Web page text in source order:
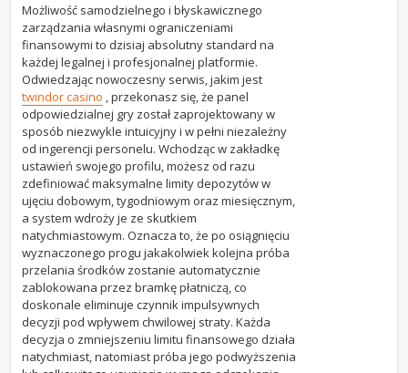
Możliwość samodzielnego i błyskawicznego
zarządzania własnymi ograniczeniami
finansowymi to dzisiaj absolutny standard na
każdej legalnej i profesjonalnej platformie.
Odwiedzając nowoczesny serwis, jakim jest
twindor casino , przekonasz się, że panel
odpowiedzialnej gry został zaprojektowany w
sposób niezwykle intuicyjny i w pełni niezależny
od ingerencji personelu. Wchodząc w zakładkę
ustawień swojego profilu, możesz od razu
zdefiniować maksymalne limity depozytów w
ujęciu dobowym, tygodniowym oraz miesięcznym,
a system wdroży je ze skutkiem
natychmiastowym. Oznacza to, że po osiągnięciu
wyznaczonego progu jakakolwiek kolejna próba
przelania środków zostanie automatycznie
zablokowana przez bramkę płatniczą, co
doskonale eliminuje czynnik impulsywnych
decyzji pod wpływem chwilowej straty. Każda
decyzja o zmniejszeniu limitu finansowego działa
natychmiast, natomiast próba jego podwyższenia